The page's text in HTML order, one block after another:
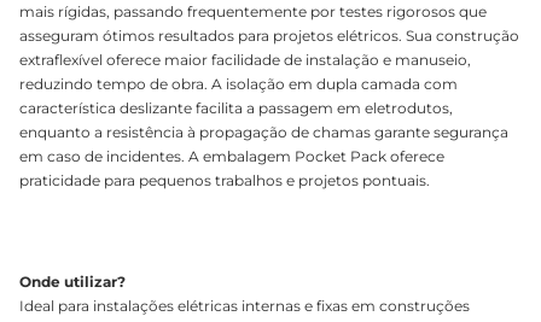
mais rígidas, passando frequentemente por testes rigorosos que
asseguram ótimos resultados para projetos elétricos. Sua construção
extraflexível oferece maior facilidade de instalação e manuseio,
reduzindo tempo de obra. A isolação em dupla camada com
característica deslizante facilita a passagem em eletrodutos,
enquanto a resistência à propagação de chamas garante segurança
em caso de incidentes. A embalagem Pocket Pack oferece
praticidade para pequenos trabalhos e projetos pontuais.
Onde utilizar?
Ideal para instalações elétricas internas e fixas em construções